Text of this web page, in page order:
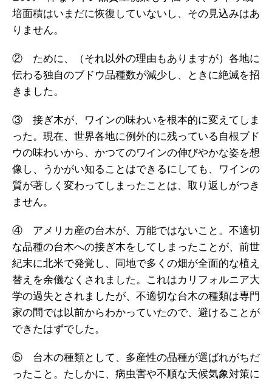
培面積はいまだに恢復していないし、その見込みはあ
りません。
② ために、（それ以外の理由もありますが）各地に
伝わる独自のブドウ品種数が減少し、ときに絶滅を招
きました。
③ 接ぎ木が、ワインの味わいを根本的に変えてしま
った。現在、世界各地に例外的に残っている自根ブド
ウの味わいから、かつてのワインの伸びやかな姿を想
像し、うかがい知ることはできるにしても、ワインの
質が著しく変わってしまったことは、取り返しがつき
ません。
④ アメリカ産の台木が、万能ではないこと。不適切
な品種の台木への接ぎ木をしてしまったことが、前世
紀末に北米で発覚し、同地で多くの畑が全面的な植え
替えを余儀なくされました。これはカリフォルニア大
学の過失とされましたが、不適切な台木の種類は専門
家の間では以前からわかっていたので、避けることが
できたはずでした。
⑤ 台木の種類として、多産性の品種が選ばれがちだ
ったこと。たしかに、病虫害や不順な天候気象対策に